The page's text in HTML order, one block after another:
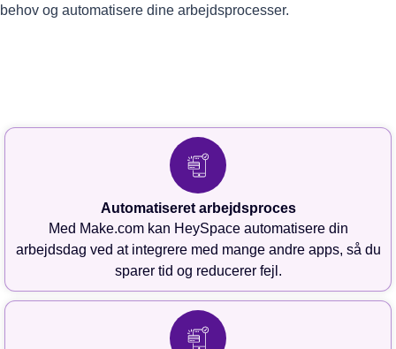
behov og automatisere dine arbejdsprocesser.
Automatiseret arbejdsproces
Med Make.com kan HeySpace automatisere din
arbejdsdag ved at integrere med mange andre apps, så du
sparer tid og reducerer fejl.